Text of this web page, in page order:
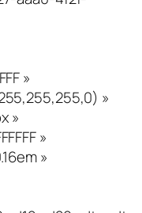
»
»
»
»
»